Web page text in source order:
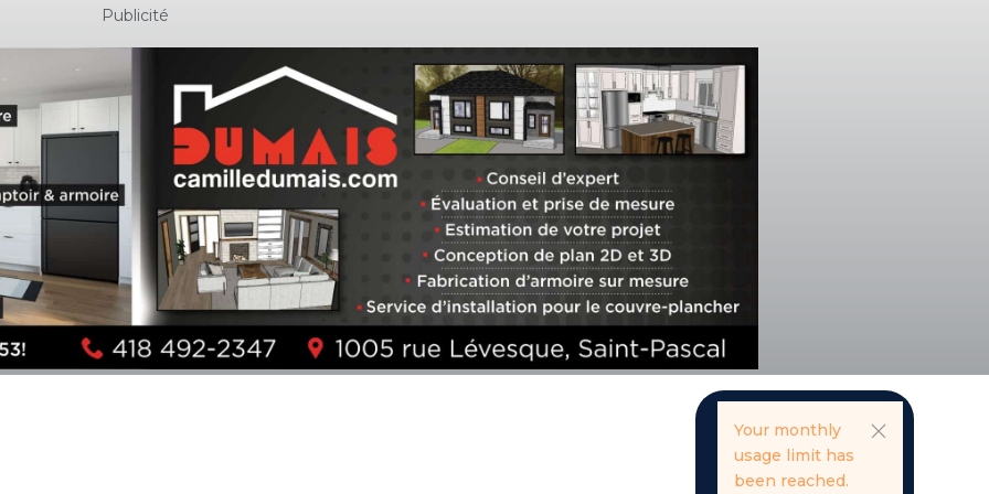
Publicité
Your monthly
usage limit has
been reached.